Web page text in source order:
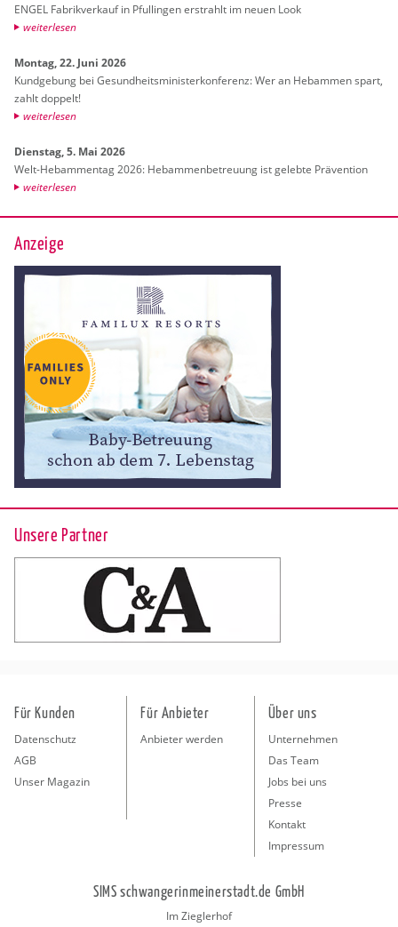
ENGEL Fa­brik­ver­kauf in Pful­lin­gen er­strahlt im neuen Look
wei­ter­le­sen
Mon­tag, 22. Juni 2026
Kund­ge­bung bei Ge­sund­heits­mi­nis­ter­kon­fe­renz: Wer an Heb­am­men spart,
zahlt dop­pelt!
wei­ter­le­sen
Diens­tag, 5. Mai 2026
Welt-Heb­am­men­tag 2026: Heb­am­men­be­treu­ung ist ge­leb­te Prä­ven­ti­on
wei­ter­le­sen
Anzeige
Unsere Partner
Für Kunden
Datenschutz
AGB
Unser Magazin
Für Anbieter
Anbieter werden
Über uns
Unternehmen
Das Team
Jobs bei uns
Presse
Kontakt
Impressum
SIMS schwangerinmeinerstadt.de GmbH
Im Zieglerhof